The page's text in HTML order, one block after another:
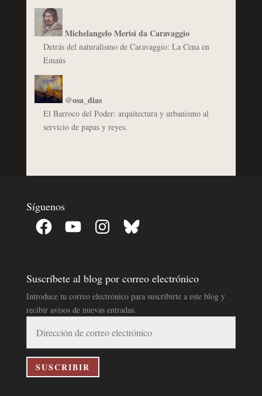
Michelangelo Merisi da Caravaggio
Detrás del naturalismo de Caravaggio: La Cena en
Emaús
@osa_dias
El Barroco del Poder: arquitectura y urbanismo al
servicio de papas y reyes.
Síguenos
Facebook YouTube InstagramBluesky
Suscríbete al blog por correo electrónico
Introduce tu correo electrónico para suscribirte a este blog y
recibir avisos de nuevas entradas.
correo
electrónico
SUSCRIBIR